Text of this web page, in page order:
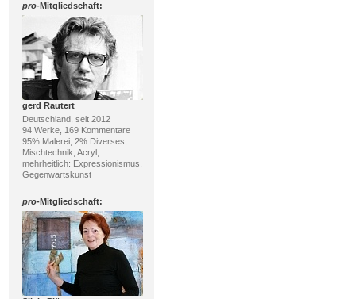
pro-Mitgliedschaft:
gerd Rautert
Deutschland, seit 2012
94 Werke, 169 Kommentare
95% Malerei, 2% Diverses;
Mischtechnik, Acryl;
mehrheitlich: Expressionismus,
Gegenwartskunst
pro-Mitgliedschaft: